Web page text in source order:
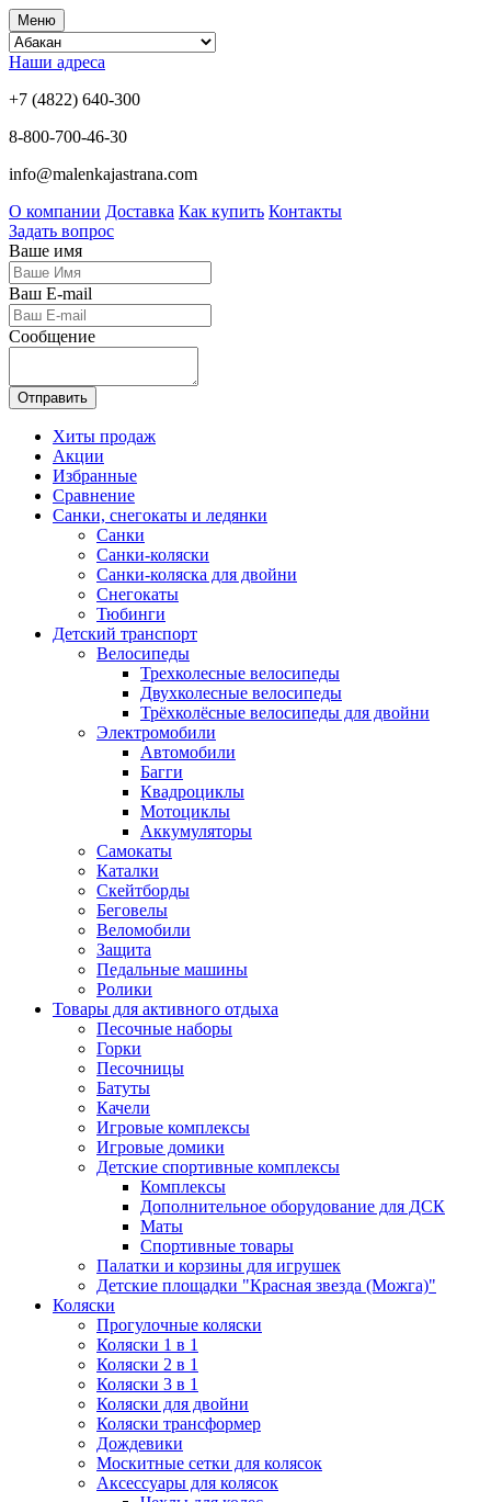
Меню
Наши адреса
+7 (4822) 640-300
8-800-700-46-30
info@malenkajastrana.com
О компании Доставка Как купить Контакты
Задать вопрос
Ваше имя
Ваш E-mail
Сообщение
Отправить
Хиты продаж
Акции
Избранные
Сравнение
Санки, снегокаты и ледянки
Санки
Санки-коляски
Санки-коляска для двойни
Снегокаты
Тюбинги
Детский транспорт
Велосипеды
Трехколесные велосипеды
Двухколесные велосипеды
Трёхколёсные велосипеды для двойни
Электромобили
Автомобили
Багги
Квадроциклы
Мотоциклы
Аккумуляторы
Самокаты
Каталки
Скейтборды
Беговелы
Веломобили
Защита
Педальные машины
Ролики
Товары для активного отдыха
Песочные наборы
Горки
Песочницы
Батуты
Качели
Игровые комплексы
Игровые домики
Детские спортивные комплексы
Комплексы
Дополнительное оборудование для ДСК
Маты
Спортивные товары
Палатки и корзины для игрушек
Детские площадки "Красная звезда (Можга)"
Коляски
Прогулочные коляски
Коляски 1 в 1
Коляски 2 в 1
Коляски 3 в 1
Коляски для двойни
Коляски трансформер
Дождевики
Москитные сетки для колясок
Аксессуары для колясок